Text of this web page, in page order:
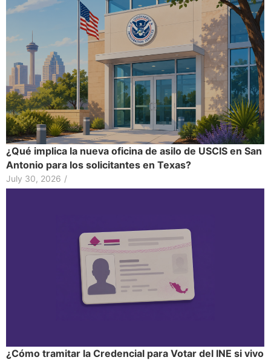
¿Qué implica la nueva oficina de asilo de USCIS en San
Antonio para los solicitantes en Texas?
July 30, 2026 /
¿Cómo tramitar la Credencial para Votar del INE si vivo